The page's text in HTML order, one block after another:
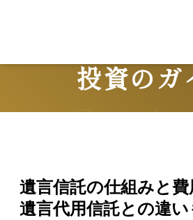
投資のガ
遺言信託の仕組みと費
遺言代用信託との違